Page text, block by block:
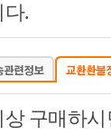
다.
상 구매하